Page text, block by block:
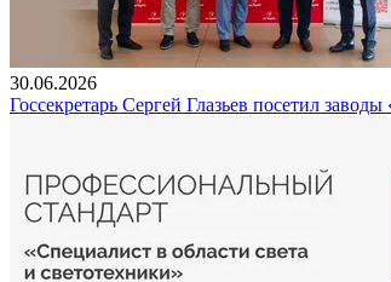
30.06.2026
Госсекретарь Сергей Глазьев посетил